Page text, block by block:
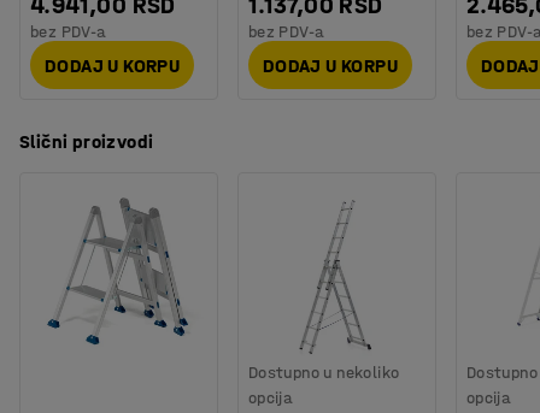
bez PDV-a
DODAJ U KORPU
bez PDV-a
DODAJ U KORPU
bez PDV-
Slični proizvodi
Dostupno u nekoliko
opcija
opcija